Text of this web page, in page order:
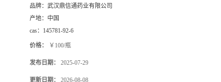
品牌： 武汉鼎信通药业有限公司
产地： 中国
cas： 145781-92-6
价格： ￥100/瓶
发布日期： 2025-07-29
更新日期： 2026-08-08